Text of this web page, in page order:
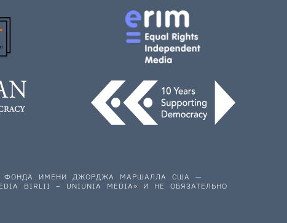
И ФОНДА ИМЕНИ ДЖОРДЖА МАРШАЛЛА США —
BIRLII – UNIUNIA MEDIA» И НЕ ОБЯЗАТЕЛЬНО